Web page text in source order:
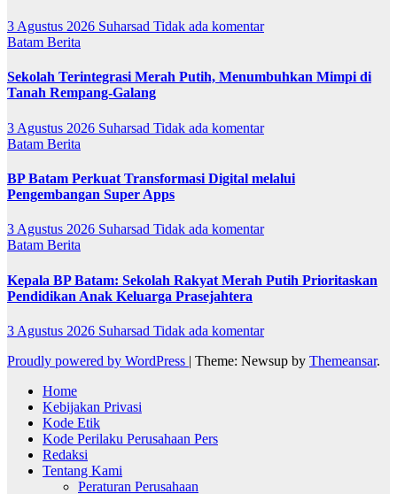
3 Agustus 2026 Suharsad Tidak ada komentar
Batam Berita
Sekolah Terintegrasi Merah Putih, Menumbuhkan Mimpi di
Tanah Rempang-Galang
3 Agustus 2026 Suharsad Tidak ada komentar
Batam Berita
BP Batam Perkuat Transformasi Digital melalui
Pengembangan Super Apps
3 Agustus 2026 Suharsad Tidak ada komentar
Batam Berita
Kepala BP Batam: Sekolah Rakyat Merah Putih Prioritaskan
Pendidikan Anak Keluarga Prasejahtera
3 Agustus 2026 Suharsad Tidak ada komentar
Proudly powered by WordPress | Theme: Newsup by Themeansar.
Home
Kebijakan Privasi
Kode Etik
Kode Perilaku Perusahaan Pers
Redaksi
Tentang Kami
Peraturan Perusahaan